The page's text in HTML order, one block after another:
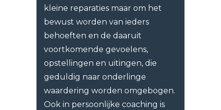
kleine reparaties maar om het
bewust worden van ieders
behoeften en de daaruit
voortkomende gevoelens,
opstellingen en uitingen, die
geduldig naar onderlinge
waardering worden omgebogen.
Ook in persoonlijke coaching is